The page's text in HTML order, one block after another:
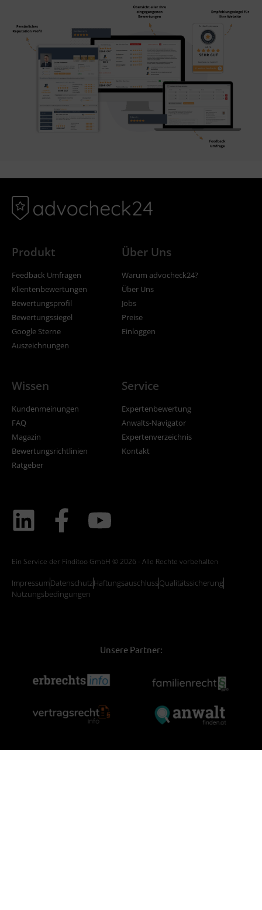
Produkt
Feedback Umfragen
Klientenbewertungen
Bewertungsprofil
Bewertungssiegel
Google Sterne
Auszeichnungen
Über Uns
Warum advocheck24?
Über Uns
Jobs
Preise
Einloggen
Wissen
Kundenmeinungen
FAQ
Magazin
Bewertungsrichtlinien
Ratgeber
Service
Expertenbewertung
Anwalts-Navigator
Expertenverzeichnis
Kontakt
Ein Service der Finditoo GmbH © 2026 - Alle Rechte vorbehalten
ImpressumDatenschutzHaftungsauschlussQualitätssicherung
Nutzungsbedingungen
Unsere Partner: